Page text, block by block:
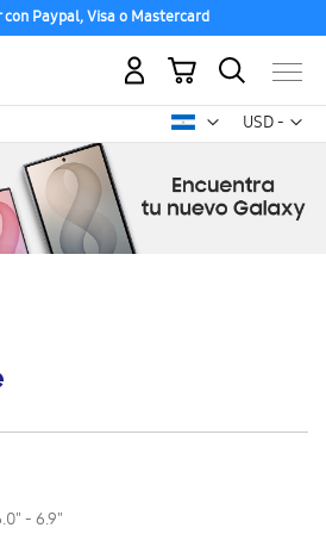
con Paypal, Visa o Mastercard
USD -
dólar
Mi carrito
- 6.9"